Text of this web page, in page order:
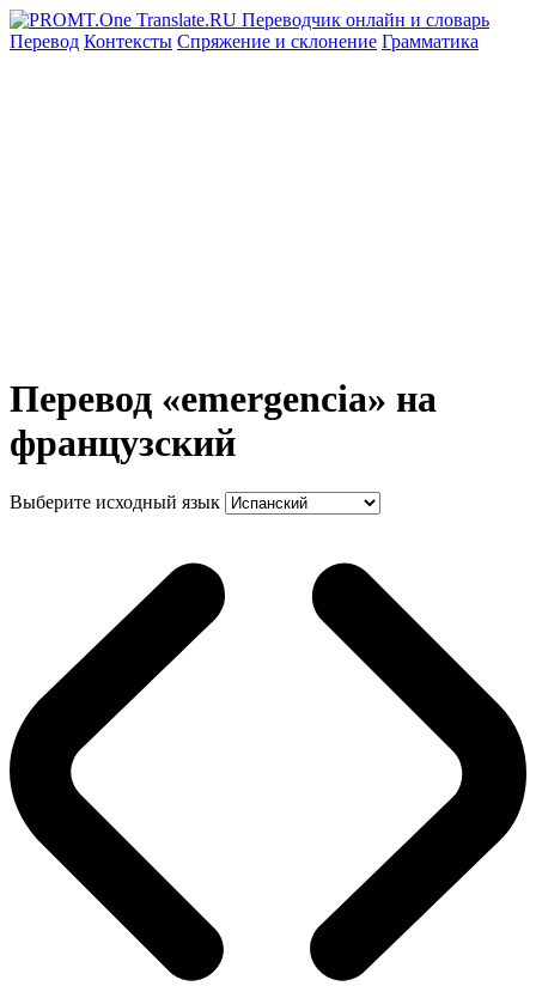
Перевод Контексты Спряжение и склонение Грамматика
Перевод «emergencia» на
французский
Выберите исходный язык